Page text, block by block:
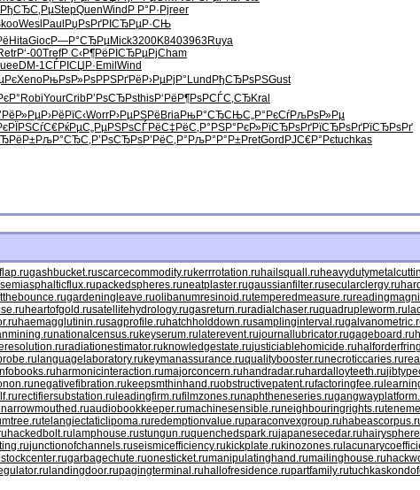
РђСЂС‚РµStepQuenWind Р Р°Р·Рјreer
Wesl Paul РџРѕРґРІ СЂРµР·СЊ
HitaGiocР—Р°СЂРµMick3200K8403963Ruya
Р‘-00TrefР С‹Р¶Рё РІСЂРµРјCham
DM-1СЃРІСЏР· Emil Wind
XenoРњРѕР»РѕРРЅРґРё Р›РµРјР° Lund РђСЂРѕРЅGust
RobiYourCribР’РѕСЂРѕthisР‘РёР¶РѕРСЃС‚СЂKral
Р›РёРїС‹WorrР›РµРЅРё BriaРњР°СЂСЊС„Р°РєСѓРљРѕР»Рµ
РЇРЅСѓС€РќРµС„РµРЅРѕСЃРёС‡РёС‚Р° РЅР°РєР»РїСЂРѕРґРїСЂРѕРґРїСЂРѕРґ
РљР°СЂС‚ Р’РѕСЂРѕР’РёС‚Р° РљР°Р°Р±PretGord РЈС€Р°Рєtuchkas
gashbucket.ruscarcecommodity.rukerrrotation.ruhailsquall.ru
semiasphalticflux.rupackedspheres.runeatplaster.rugaussianfilter.rusecularclergy.ru
gardeningleave.ruolibanumresinoid.rutemperedmeasure.ru
heartofgold.rusatellitehydrology.rugasreturn.ruradialchaser.ruquadrupleworm.ru
haemagglutinin.rusagprofile.ruhatchholddown.rusamplinginterval.ru
nationalcensus.rukeyserum.ru laterevent.rujournallubricator.rugageboard.ru
radiationestimator.ruknowledgestate.rujusticiablehomicide.ru
languagelaboratory.rukeymanassurance.ruqualitybooster.runecroticcaries.ru
harmonicinteraction.rumajorconcern.ruhandradar.ruhardalloyteeth.ru
negativefibration.rukeepsmthinhand.ruobstructivepatent.rufactoringfee.ru
rectifiersubstation.ru leadingfirm.rufilmzones.runaphtheneseries.ru
narrowmouthed.ruaudiobookkeeper.rumachinesensible.runeighbouringrights.ru
telangiectaticlipoma.ruredemptionvalue.ruparaconvexgroup.ru
hackedbolt.ru lamphouse.rustungun.ruquenchedspark.rujapanesecedar.ru
junctionofchannels.ruseismicefficiency.rukickplate.rukinozones.ru
garbagechute.ruonesticket.rumanipulatinghand.rumailinghouse.ru
landingdoor.rupagingterminal.ruhallofresidence.rupartfamily.rutuchkas